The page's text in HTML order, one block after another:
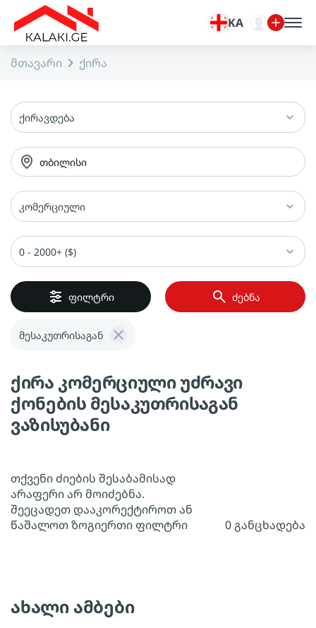
KA
მთავარი ქირა
ქირავდება
თბილისი
კომერციული
0 - 2000+ ($)
ფილტრი ძებნა
მესაკუთრისაგან
ქირა კომერციული უძრავი
ქონების მესაკუთრისაგან
ვაზისუბანი
თქვენი ძიების შესაბამისად
არაფერი არ მოიძებნა.
შეეცადეთ დააკორექტიროთ ან
წაშალოთ ზოგიერთი ფილტრი
0 განცხადება
ახალი ამბები